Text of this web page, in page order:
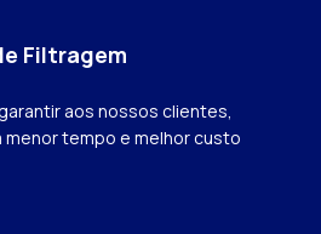
Filtragem
aos nossos clientes,
tempo e melhor custo